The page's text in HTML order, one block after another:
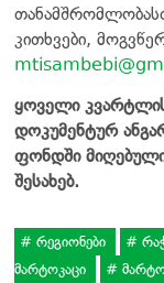
კითხვები,
ყოველი კვარტლის
დოკუმენტურ
ფონდში
შესახებ.
რეგიონები
მარტოკაცი